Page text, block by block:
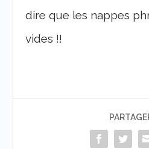
dire que les nappes
vides !!